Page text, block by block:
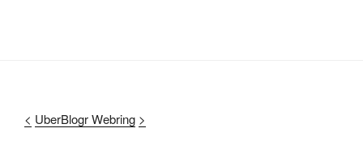
< UberBlogr Webring >